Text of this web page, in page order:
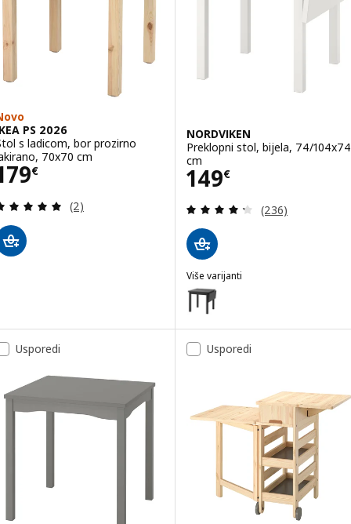
PS 2026
s ladicom, bor prozirno
70x70 cm
€ 179€
Revizija: 5 od 5 zvjezdica. Ukupno recenzija:
(2)
NORDVIKEN
Preklopni stol, bijela, 74/104x74
cm
149€
Cijena 149€
Revizija: 4.3
(236)
Više varijanti
NORDVIKEN
Mogućnost: NORDVIKEN,
Usporedi Usporedi